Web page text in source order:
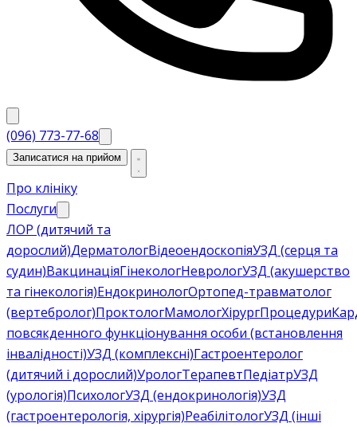
(096) 773-77-68
Записатися на прийом
Про клініку
Послуги
ЛОР (дитячий та
дорослий)ДерматологВідеоендоскопіяУЗД (серця та
судин)ВакцинаціяГінекологНеврологУЗД (акушерство
та гінекологія)ЕндокринологОртопед-травматолог
(вертебролог)ПроктологМамологХірургПроцедури
повсякденного функціонування особи (встановлення
інвалідності)УЗД (комплексні)Гастроентеролог
(дитячий і дорослий)УрологТерапевтПедіатрУЗД
(урологія)ПсихологУЗД (ендокринологія)УЗД
(гастроентерологія, хірургія)РеабілітологУЗД (інші